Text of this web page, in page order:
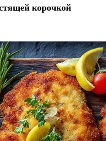
корочкой